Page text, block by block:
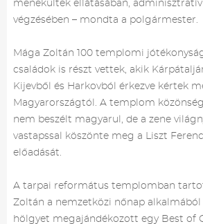
menekültek ellátásában,
végzésében – mondta a polgármester.
Mága Zoltán 100 templomi
családok is részt vettek, akik
Kijevből és Harkovból érkezve kértek
Magyarországtól. A templom
nem beszélt magyarul, de a zene
vastapssal köszönte meg a Liszt
előadását.
A tarpai református templomban
Zoltán a nemzetközi nőnap
hölgyet megajándékozott egy Best of